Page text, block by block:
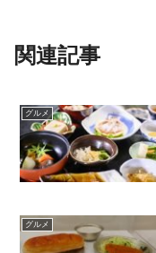
関連記事
グルメ
グルメ